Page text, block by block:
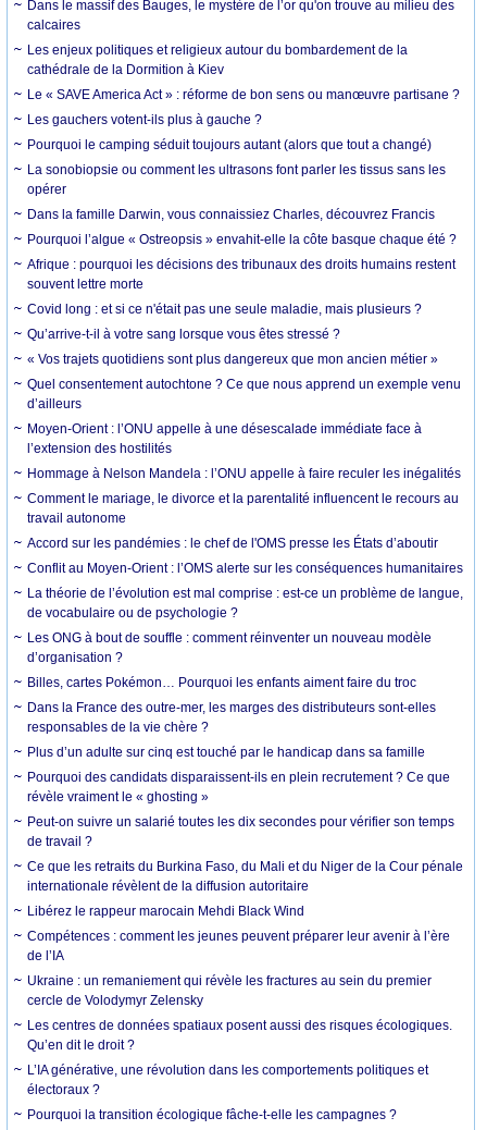
Dans le massif des Bauges, le mystère de l’or qu'on trouve au milieu des
calcaires
Les enjeux politiques et religieux autour du bombardement de la
cathédrale de la Dormition à Kiev
Le « SAVE America Act » : réforme de bon sens ou manœuvre partisane ?
Les gauchers votent-ils plus à gauche ?
Pourquoi le camping séduit toujours autant (alors que tout a changé)
La sonobiopsie ou comment les ultrasons font parler les tissus sans les
opérer
Dans la famille Darwin, vous connaissiez Charles, découvrez Francis
Pourquoi l’algue « Ostreopsis » envahit-elle la côte basque chaque été ?
Afrique : pourquoi les décisions des tribunaux des droits humains restent
souvent lettre morte
Covid long : et si ce n'était pas une seule maladie, mais plusieurs ?
Qu’arrive-t-il à votre sang lorsque vous êtes stressé ?
« Vos trajets quotidiens sont plus dangereux que mon ancien métier »
Quel consentement autochtone ? Ce que nous apprend un exemple venu
d’ailleurs
Moyen-Orient : l’ONU appelle à une désescalade immédiate face à
l’extension des hostilités
Hommage à Nelson Mandela : l’ONU appelle à faire reculer les inégalités
Comment le mariage, le divorce et la parentalité influencent le recours au
travail autonome
Accord sur les pandémies : le chef de l'OMS presse les États d’aboutir
Conflit au Moyen-Orient : l’OMS alerte sur les conséquences humanitaires
La théorie de l’évolution est mal comprise : est-ce un problème de langue,
de vocabulaire ou de psychologie ?
Les ONG à bout de souffle : comment réinventer un nouveau modèle
d’organisation ?
Billes, cartes Pokémon… Pourquoi les enfants aiment faire du troc
Dans la France des outre-mer, les marges des distributeurs sont-elles
responsables de la vie chère ?
Plus d’un adulte sur cinq est touché par le handicap dans sa famille
Pourquoi des candidats disparaissent-ils en plein recrutement ? Ce que
révèle vraiment le « ghosting »
Peut-on suivre un salarié toutes les dix secondes pour vérifier son temps
de travail ?
Ce que les retraits du Burkina Faso, du Mali et du Niger de la Cour pénale
internationale révèlent de la diffusion autoritaire
Libérez le rappeur marocain Mehdi Black Wind
Compétences : comment les jeunes peuvent préparer leur avenir à l’ère
de l’IA
Ukraine : un remaniement qui révèle les fractures au sein du premier
cercle de Volodymyr Zelensky
Les centres de données spatiaux posent aussi des risques écologiques.
Qu’en dit le droit ?
L’IA générative, une révolution dans les comportements politiques et
électoraux ?
Pourquoi la transition écologique fâche-t-elle les campagnes ?